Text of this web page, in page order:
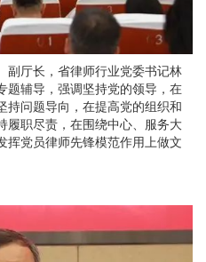
副厅长，省律师行业党委书记林
题辅导，强调坚持党的领导，在
持问题导向，在提高党的组织和
履职尽责，在围绕中心、服务大
挥党员律师先锋模范作用上做文